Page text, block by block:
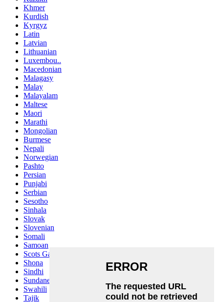
Khmer
Kurdish
Kyrgyz
Latin
Latvian
Lithuanian
Luxembou..
Macedonian
Malagasy
Malay
Malayalam
Maltese
Maori
Marathi
Mongolian
Burmese
Nepali
Norwegian
Pashto
Persian
Punjabi
Serbian
Sesotho
Sinhala
Slovak
Slovenian
Somali
Samoan
Scots Gaelic
Shona
Sindhi
Sundanese
Swahili
Tajik